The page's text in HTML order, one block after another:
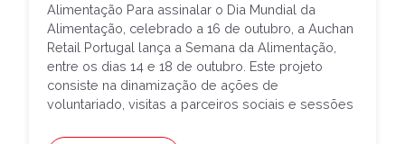
Alimentação Para assinalar o Dia Mundial da
Alimentação, celebrado a 16 de outubro, a Auchan
Retail Portugal lança a Semana da Alimentação,
entre os dias 14 e 18 de outubro. Este projeto
consiste na dinamização de ações de
voluntariado, visitas a parceiros sociais e sessões